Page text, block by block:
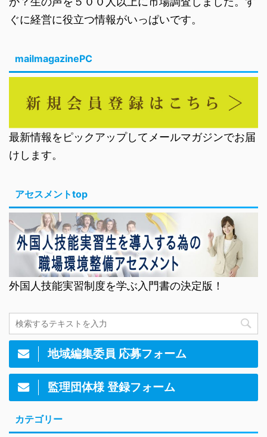
ぐに経営に役立つ情報がいっぱいです。
mailmagazinePC
最新情報をピックアップしてメールマガジンでお届
けします。
アセスメントtop
外国人技能実習制度を学ぶ入門書の決定版！
地域編集委員 応募フォーム
監理団体様 登録フォーム
カテゴリー